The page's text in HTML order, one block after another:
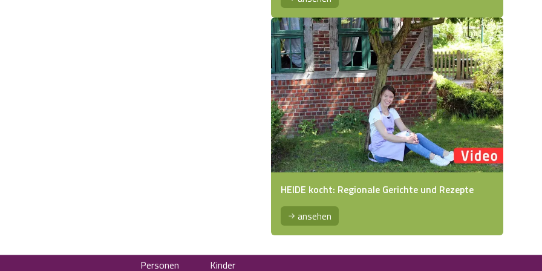
HEIDE kocht: Regionale Gerichte und Rezepte
ansehen
Personen Kinder